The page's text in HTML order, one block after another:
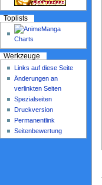
Toplists
Werkzeuge
Links auf diese Seite
Änderungen an
verlinkten Seiten
Spezialseiten
Druckversion
Permanentlink
Seitenbewertung